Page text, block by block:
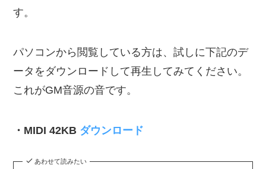
す。
パソコンから閲覧している方は、試しに下記のデ
ータをダウンロードして再生してみてください。
これがGM音源の音です。
・MIDI 42KB ダウンロード
あわせて読みたい